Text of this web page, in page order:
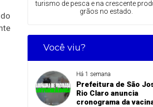
turismo de pesca e na crescente
grãos no estado.
Você viu?
Há 1 semana
Prefeitura de São
Rio Claro anuncia
cronograma da